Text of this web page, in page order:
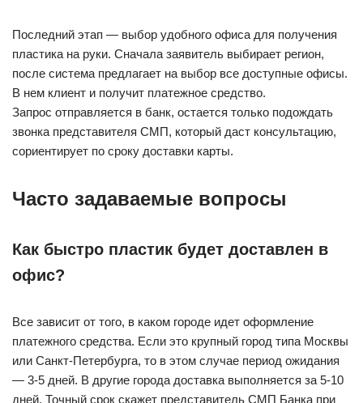
Последний этап — выбор удобного офиса для получения
пластика на руки. Сначала заявитель выбирает регион,
после система предлагает на выбор все доступные офисы.
В нем клиент и получит платежное средство.
Запрос отправляется в банк, остается только подождать
звонка представителя СМП, который даст консультацию,
сориентирует по сроку доставки карты.
Часто задаваемые вопросы
Как быстро пластик будет доставлен в
офис?
Все зависит от того, в каком городе идет оформление
платежного средства. Если это крупный город типа Москвы
или Санкт-Петербурга, то в этом случае период ожидания
— 3-5 дней. В другие города доставка выполняется за 5-10
дней. Точный срок скажет представитель СМП Банка при